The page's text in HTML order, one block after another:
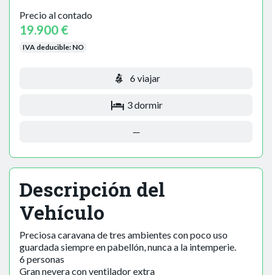
Precio al contado
19.900 €
IVA deducible: NO
6 viajar
3 dormir
—
Descripción del
Vehículo
Preciosa caravana de tres ambientes con poco uso
guardada siempre en pabellón, nunca a la intemperie.
6 personas
Gran nevera con ventilador extra